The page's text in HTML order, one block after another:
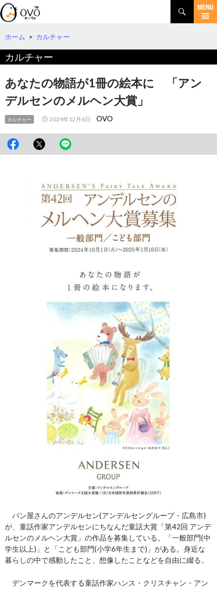
検
索
コ
テ
ツ
へ
動
ホーム > カルチャー
カルチャー
あなたの物語が1冊の絵本に 「アン
デルセンのメルヘン大賞」
カルチャー 2024年12月6日 OVO
パン屋さんのアンデルセン(アンデルセングループ・広島市)
が、童話作家アンデルセンにちなんだ童話大賞「第42回 アンデ
ルセンのメルヘン大賞」の作品を募集している。「一般部門(中
学生以上)」と「こども部門(小学6年生まで)」がある。身近な
暮らしの中で感動したこと、想像したことなどを自由に綴る。
デンマークを代表する童話作家ハンス・クリスチャン・アン